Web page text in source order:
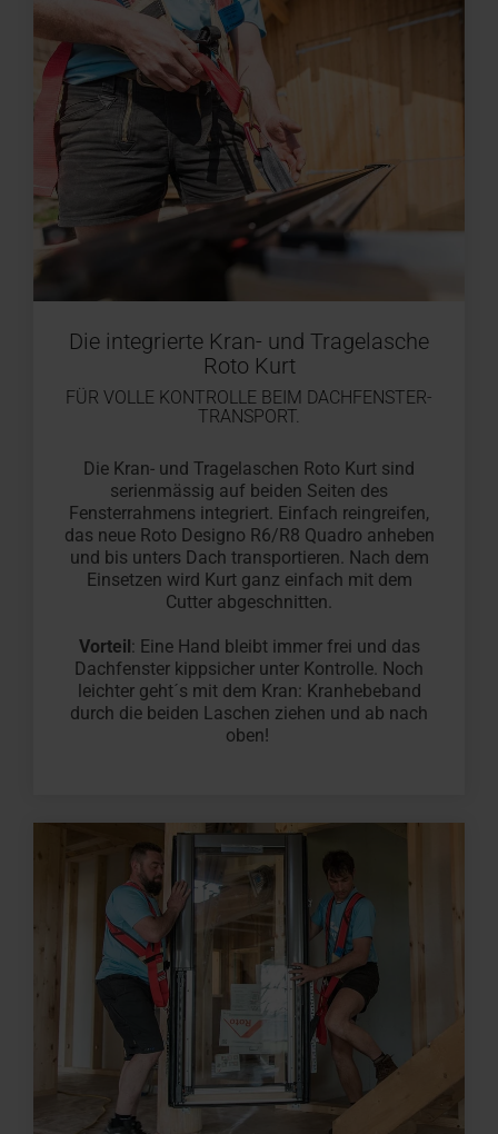
Die integrierte Kran- und Tragelasche
Roto Kurt
FÜR VOLLE KONTROLLE BEIM DACHFENSTER-
TRANSPORT.
Die Kran- und Tragelaschen Roto Kurt sind
serienmässig auf beiden Seiten des
Fensterrahmens integriert. Einfach reingreifen,
das neue Roto Designo R6/R8 Quadro anheben
und bis unters Dach transportieren. Nach dem
Einsetzen wird Kurt ganz einfach mit dem
Cutter abgeschnitten.
Vorteil: Eine Hand bleibt immer frei und das
Dachfenster kippsicher unter Kontrolle. Noch
leichter geht´s mit dem Kran: Kranhebeband
durch die beiden Laschen ziehen und ab nach
oben!